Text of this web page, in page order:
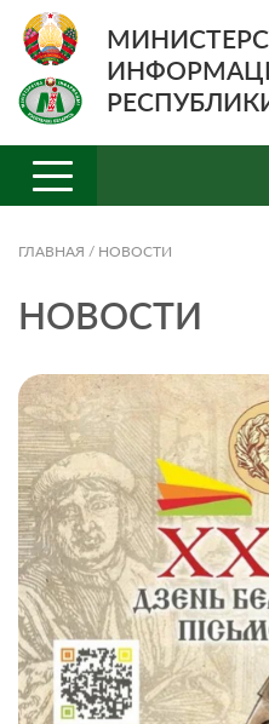
ГЛАВНАЯ / НОВОСТИ
НОВОСТИ